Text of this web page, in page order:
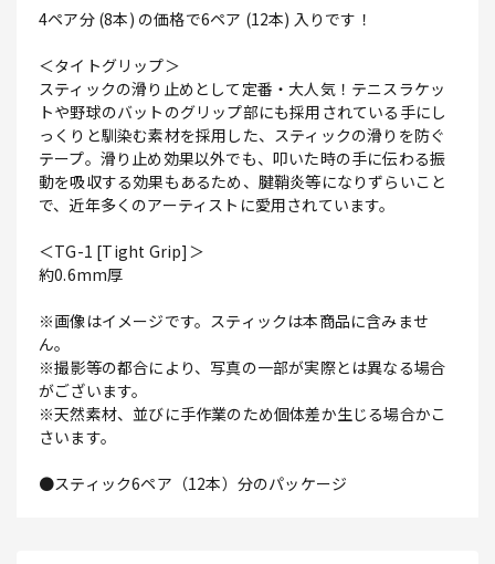
4ペア分 (8本) の価格で6ペア (12本) 入りです！
＜タイトグリップ＞
スティックの滑り止めとして定番・大人気！テニスラケッ
トや野球のバットのグリップ部にも採用されている手にし
っくりと馴染む素材を採用した、スティックの滑りを防ぐ
テープ。滑り止め効果以外でも、叩いた時の手に伝わる振
動を吸収する効果もあるため、腱鞘炎等になりずらいこと
で、近年多くのアーティストに愛用されています。
＜TG-1 [Tight Grip]＞
約0.6mm厚
※画像はイメージです。スティックは本商品に含みませ
ん。
※撮影等の都合により、写真の一部が実際とは異なる場合
がございます。
※天然素材、並びに手作業のため個体差か生じる場合かこ
さいます。
●スティック6ペア（12本）分のパッケージ